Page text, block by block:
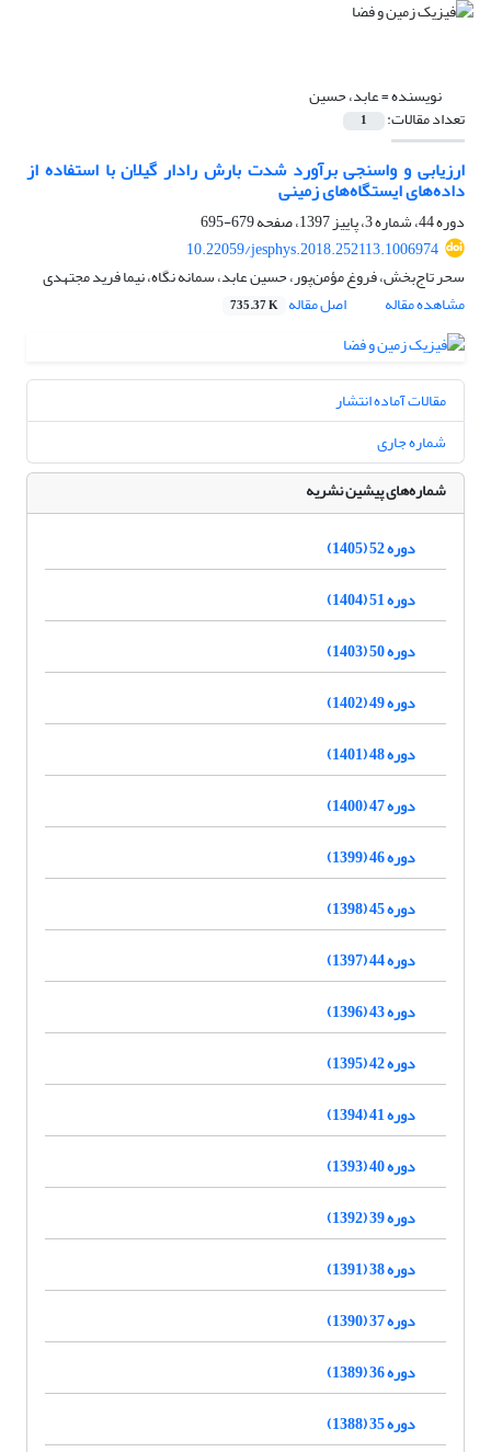
نویسنده =عابد، حسین
تعداد مقالات: 1
ارزیابی و واسنجی برآورد شدت بارش رادار گیلان با استفاده از
داده‌های ایستگاه‌های زمینی
دوره 44، شماره 3، پاییز 1397، صفحه
679-695
10.22059/jesphys.2018.252113.1006974
سحر تاج‌بخش، فروغ مؤمن‌پور، حسین عابد، سمانه نگاه، نیما فرید مجتهدی
مشاهده مقاله
اصل مقاله 735.37 K
مقالات آماده انتشار
شماره جاری
شماره‌های پیشین نشریه
دوره 52 (1405)
دوره 51 (1404)
دوره 50 (1403)
دوره 49 (1402)
دوره 48 (1401)
دوره 47 (1400)
دوره 46 (1399)
دوره 45 (1398)
دوره 44 (1397)
دوره 43 (1396)
دوره 42 (1395)
دوره 41 (1394)
دوره 40 (1393)
دوره 39 (1392)
دوره 38 (1391)
دوره 37 (1390)
دوره 36 (1389)
دوره 35 (1388)